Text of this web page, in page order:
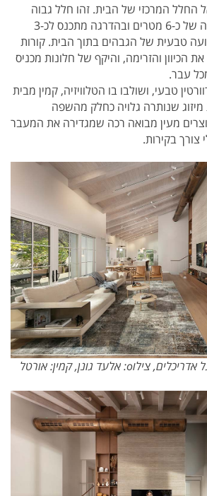
החלל המרכזי של הבית. זהו חלל גבוה
במיוחד, שמתחיל בגובה של כ-6 מטרים ובהדרגה מתכנס לכ-3
טבעית של הגבהים בתוך הבית. קורות
הכיוון והזרימה, והיקף של חלונות מכניס
עבר.
טבעי, ושולבו בו הטלוויזיה, קמין מבית
שנותרה גלויה כחלק מהשפה
מעין מבואה רכה שמגדירה את המעבר
צורך בקירות.
אדריכלות ועיצוב: שפיגל אדריכלים, צילוo: אלעד גונן, קמין: אורטל